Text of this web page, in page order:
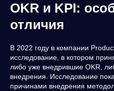
OKR и KPI:
отличия
В 2022 году в компании
исследование, в котором
либо уже внедрившие OKR,
внедрения. Исследование
причинами внедрения